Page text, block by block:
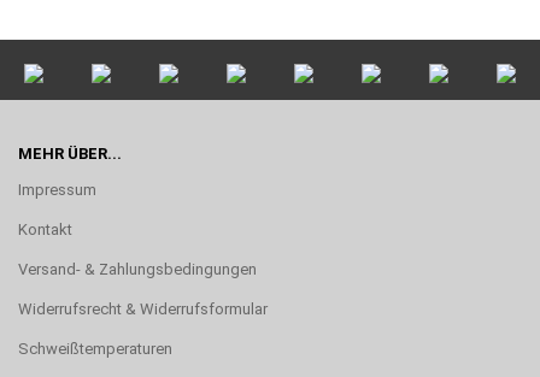
MEHR ÜBER...
Impressum
Kontakt
Versand- & Zahlungsbedingungen
Widerrufsrecht & Widerrufsformular
Schweißtemperaturen